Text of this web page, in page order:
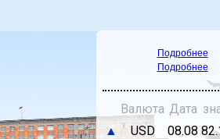
Подробнее
Подробнее
Валюта Дата
▲
USD 08.08